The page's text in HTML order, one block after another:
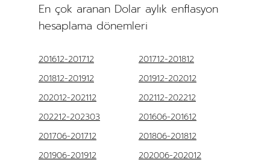
En çok aranan Dolar aylık enflasyon
hesaplama dönemleri
201612-201712
201712-201812
201812-201912
201912-202012
202012-202112
202112-202212
202212-202303
201606-201612
201706-201712
201806-201812
201906-201912
202006-202012